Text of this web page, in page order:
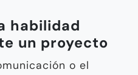
habilidad
un proyecto
o el